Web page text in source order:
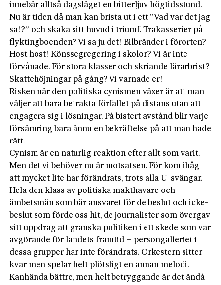
innebär alltså dagsläget en bitterljuv högtidsstund.
Nu är tiden då man kan brista ut i ett ”Vad var det jag
sa!?” och skaka sitt huvud i triumf. Trakasserier på
flyktingboenden? Vi sa ju det! Bilbränder i förorten?
Host host! Könssegregering i skolor? Vi är inte
förvånade. För stora klasser och skriande lärarbrist?
Skattehöjningar på gång? Vi varnade er!
Risken när den politiska cynismen växer är att man
väljer att bara betrakta förfallet på distans utan att
engagera sig i lösningar. På bistert avstånd blir varje
försämring bara ännu en bekräftelse på att man hade
rätt.
Cynism är en naturlig reaktion efter allt som varit.
Men det vi behöver nu är motsatsen. För kom ihåg
att mycket lite har förändrats, trots alla U-svängar.
Hela den klass av politiska makthavare och
ämbetsmän som bär ansvaret för de beslut och icke-
beslut som förde oss hit, de journalister som övergav
sitt uppdrag att granska politiken i ett skede som var
avgörande för landets framtid – persongalleriet i
dessa grupper har inte förändrats. Orkestern sitter
kvar men spelar helt plötsligt en annan melodi.
Kanhända bättre, men helt betryggande är det ändå